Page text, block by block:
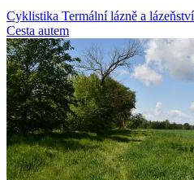
Cyklistika Termální lázně a lázeňství
Cesta autem